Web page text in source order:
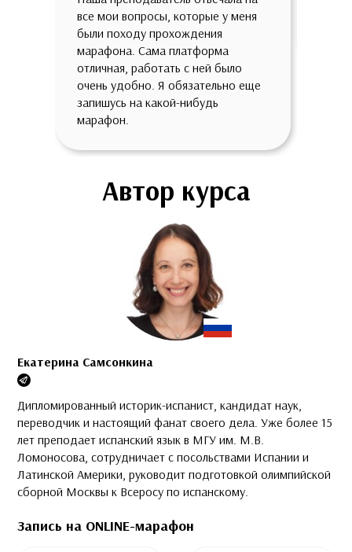
все мои вопросы, которые у меня
были походу прохождения
марафона. Сама платформа
отличная, работать с ней было
очень удобно. Я обязательно еще
запишусь на какой-нибудь
марафон.
Автор курса
Екатерина Самсонкина
Дипломированный историк-испанист, кандидат наук,
переводчик и настоящий фанат своего дела. Уже более 15
лет преподает испанский язык в МГУ им. М.В.
Ломоносова, сотрудничает с посольствами Испании и
Латинской Америки, руководит подготовкой олимпийской
сборной Москвы к Всеросу по испанскому.
Запись на ONLINE-марафон